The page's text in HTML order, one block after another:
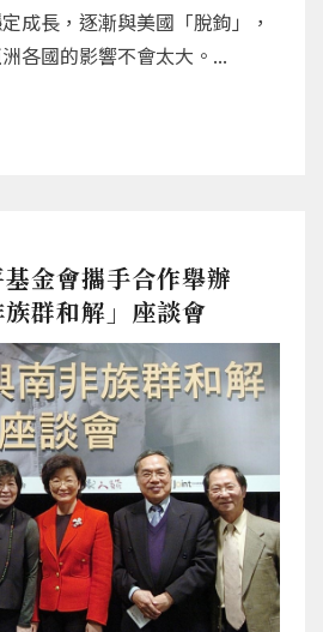
成長，逐漸與美國「脫鉤」，
各國的影響不會太大。...
金會攜手合作舉辦
族群和解」座談會